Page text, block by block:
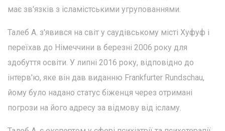
має зв'язків з ісламістськими угрупованнями.
Талеб А. з'явився на світ у саудівському місті Хуфуф і
переїхав до Німеччини в березні 2006 року для
здобуття освіти. У липні 2016 року, відповідно до
інтерв'ю, яке він дав виданню Frankfurter Rundschau,
йому було надано статус біженця через отримані
погрози на його адресу за відмову від ісламу.